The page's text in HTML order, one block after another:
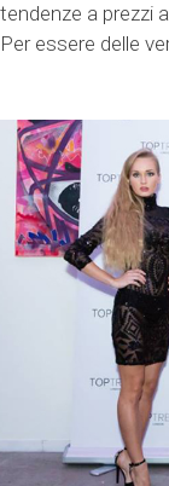
tendenze a prezzi
Per essere delle